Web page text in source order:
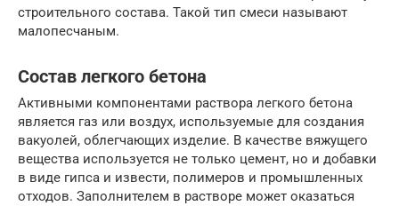
строительного состава. Такой тип смеси называют
малопесчаным.
Состав легкого бетона
Активными компонентами раствора легкого бетона
является газ или воздух, используемые для создания
вакуолей, облегчающих изделие. В качестве вяжущего
вещества используется не только цемент, но и добавки
в виде гипса и извести, полимеров и промышленных
отходов. Заполнителем в растворе может оказаться